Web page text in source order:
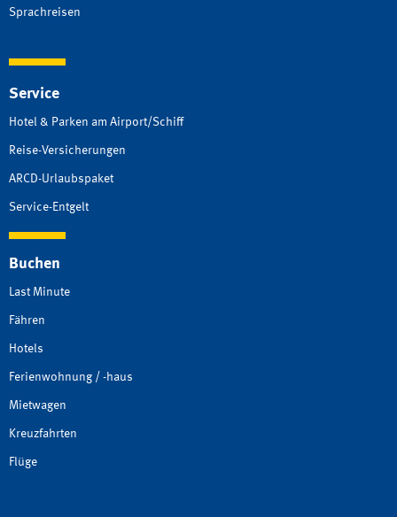
Sprachreisen
Service
Hotel & Parken am Airport/Schiff
Reise-Versicherungen
ARCD-Urlaubspaket
Service-Entgelt
Buchen
Last Minute
Fähren
Hotels
Ferienwohnung / -haus
Mietwagen
Kreuzfahrten
Flüge